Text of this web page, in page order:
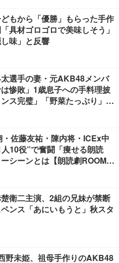
もから「優勝」もらった手作
具材ゴロゴロで美味しそう」
し味」と反響
選手の妻・元AKB48メンバ
惨敗」1歳息子への手料理披
ス完璧」「野菜たっぷり」の
佐藤友祐・陳内将・ICEx中
10役”で奮闘「痩せる朗読
シーンとは【朗読劇ROOM2
衛二主演、2組の兄妹が禁断
ンス「あにいもうと」秋スタ
野未姫、祖母手作りのAKB48